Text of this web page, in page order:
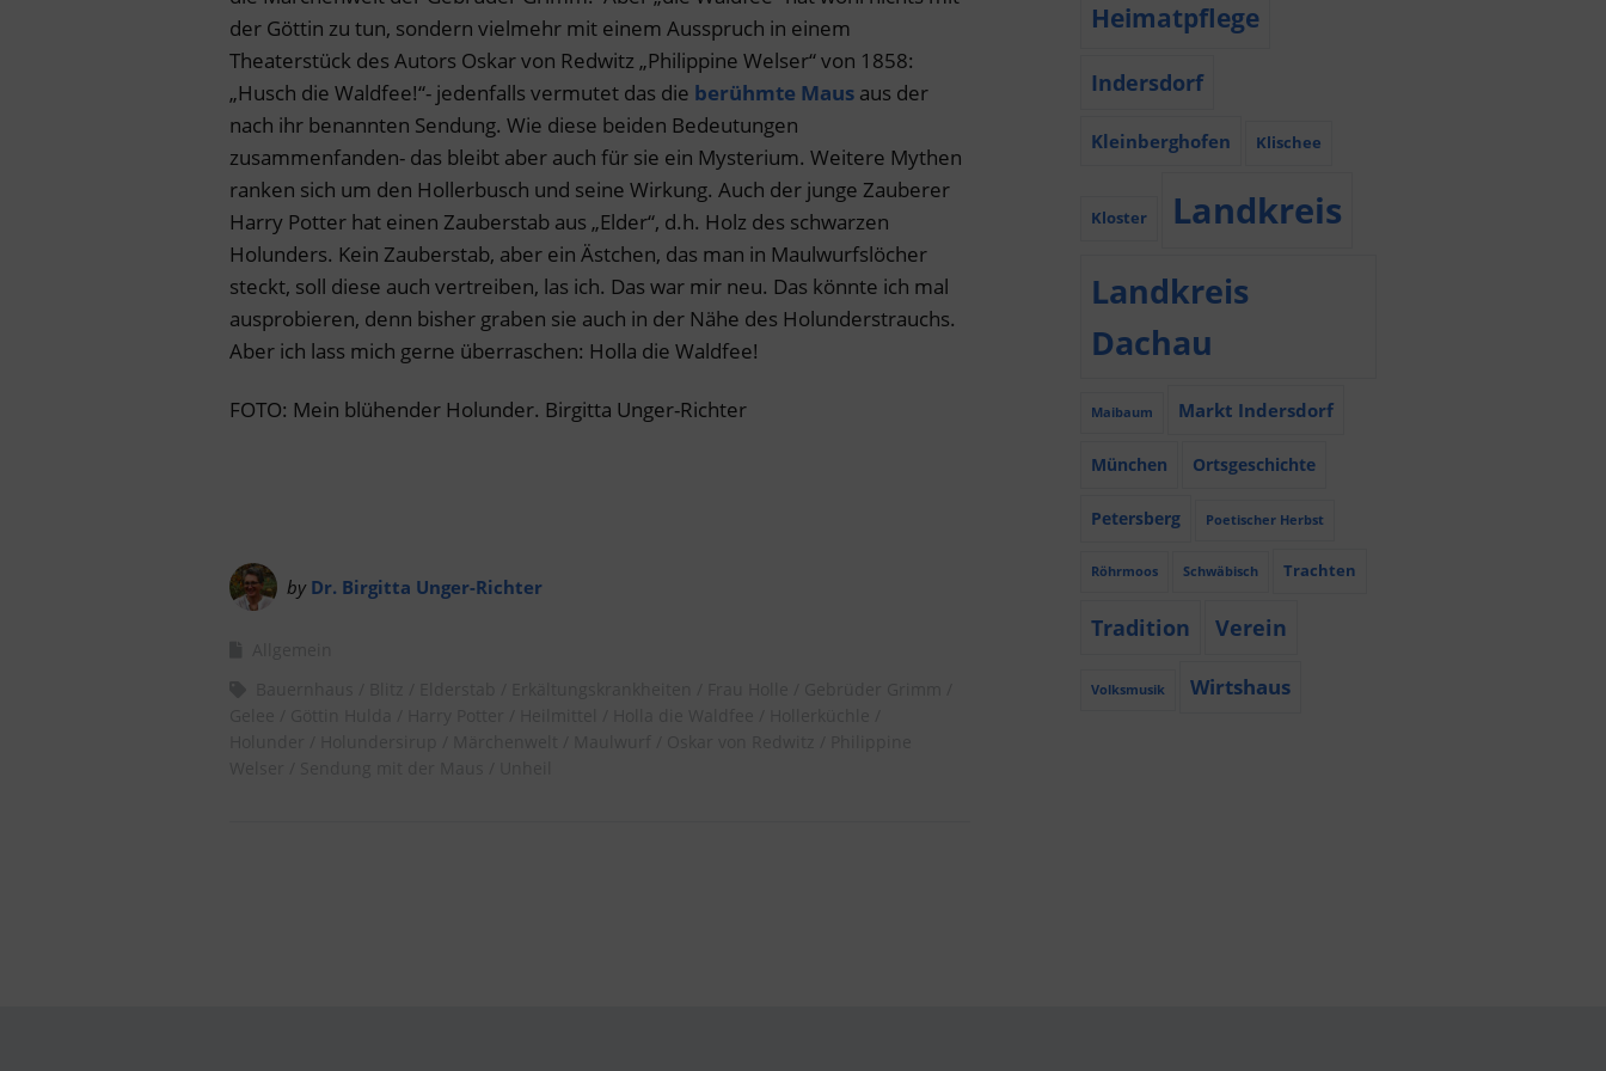
der Göttin zu tun, sondern vielmehr mit einem Ausspruch in einem
Theaterstück des Autors Oskar von Redwitz „Philippine Welser“ von 1858:
„Husch die Waldfee!“- jedenfalls vermutet das die berühmte Maus aus der
nach ihr benannten Sendung. Wie diese beiden Bedeutungen
zusammenfanden- das bleibt aber auch für sie ein Mysterium. Weitere Mythen
ranken sich um den Hollerbusch und seine Wirkung. Auch der junge Zauberer
Harry Potter hat einen Zauberstab aus „Elder“, d.h. Holz des schwarzen
Holunders. Kein Zauberstab, aber ein Ästchen, das man in Maulwurfslöcher
steckt, soll diese auch vertreiben, las ich. Das war mir neu. Das könnte ich mal
ausprobieren, denn bisher graben sie auch in der Nähe des Holunderstrauchs.
Aber ich lass mich gerne überraschen: Holla die Waldfee!
FOTO: Mein blühender Holunder. Birgitta Unger-Richter
by Dr. Birgitta Unger-Richter
Heimatpflege
Indersdorf
Kleinberghofen Klischee
Kloster Landkreis
Landkreis
Dachau
Maibaum Markt Indersdorf
München Ortsgeschichte
Petersberg Poetischer Herbst
Röhrmoos Schwäbisch Trachten
Tradition Verein
Volksmusik Wirtshaus